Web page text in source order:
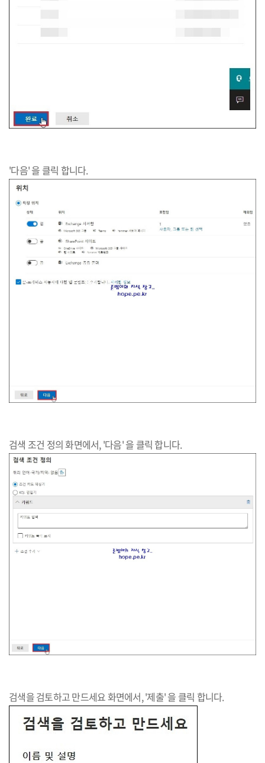
'다음' 을 클릭 합니다.
검색 조건 정의 화면에서, '다음' 을 클릭 합니다.
검색을 검토하고 만드세요 화면에서, '제출' 을 클릭 합니다.